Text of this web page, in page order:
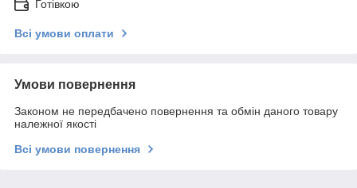
Готівкою
Всі умови оплати
Умови повернення
Законом не передбачено повернення та обмін даного товару
належної якості
Всі умови повернення